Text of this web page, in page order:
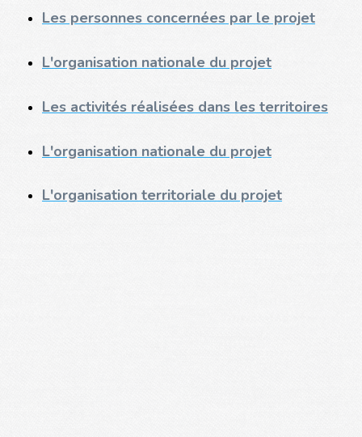
Les personnes concernées par le projet
L'organisation nationale du projet
Les activités réalisées dans les territoires
L'organisation nationale du projet
L'organisation territoriale du projet